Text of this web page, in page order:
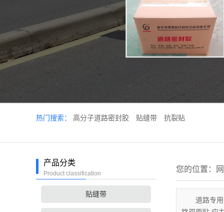
热门搜索： 高分子道路密封胶 贴缝带 抗裂贴
产品分类
Product classification
贴缝带
您的位置：
道路专